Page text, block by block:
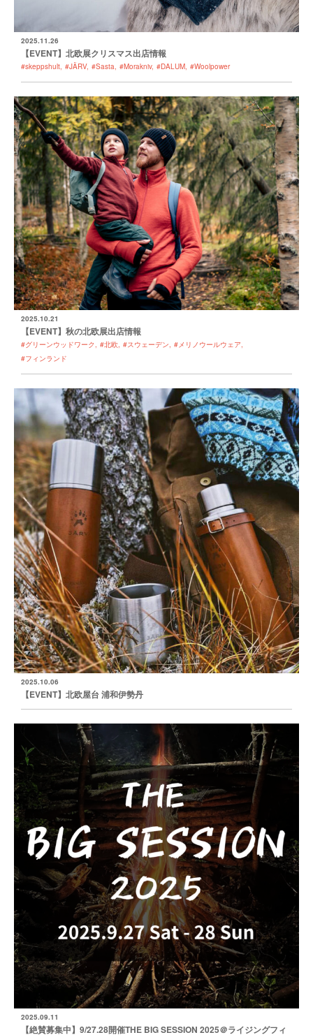
2025.11.26
【EVENT】北欧展クリスマス出店情報
#skeppshult #JÄRV #Sasta #Morakniv #DALUM #Woolpower
2025.10.21
【EVENT】秋の北欧展出店情報
#グリーンウッドワーク #北欧 #スウェーデン #メリノウールウェア
#フィンランド
2025.10.06
【EVENT】北欧屋台 浦和伊勢丹
2025.09.11
【絶賛募集中】9/27.28開催THE BIG SESSION 2025＠ライジングフィ